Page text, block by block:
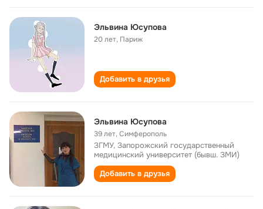
Эльвина Юсупова
20 лет, Париж
Добавить в друзья
Эльвина Юсупова
39 лет,Симферополь
ЗГМУ, Запорожский государственный
медицинский университет (бывш. ЗМИ)
Добавить в друзья